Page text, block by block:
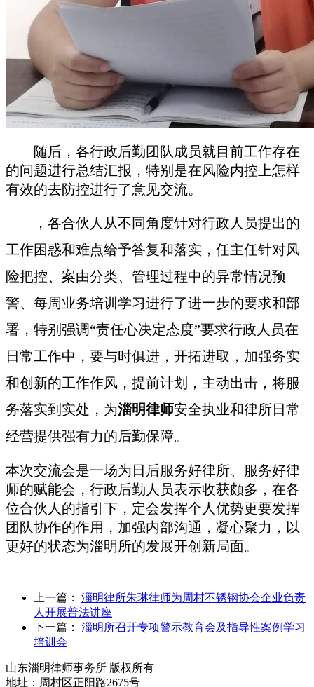
随后，各行政后勤团队成员就目前工作存在
的问题进行总结汇报，特别是在风险内控上怎样
有效的去防控进行了意见交流。
，各合伙人从不同角度针对行政人员提出的
工作困惑和难点给予答复和落实，任主任针对风
险把控、案由分类、管理过程中的异常情况预
警、每周业务培训学习进行了进一步的要求和部
署，特别强调“责任心决定态度”要求行政人员在
日常工作中，要与时俱进，开拓进取，加强务实
和创新的工作作风，提前计划，主动出击，将服
务落实到实处，为淄明律师安全执业和律所日常
经营提供强有力的后勤保障。
本次交流会是一场为日后服务好律所、服务好律
师的赋能会，行政后勤人员表示收获颇多，在各
位合伙人的指引下，定会发挥个人优势更要发挥
团队协作的作用，加强内部沟通，凝心聚力，以
更好的状态为淄明所的发展开创新局面。
上一篇：
淄明律所朱琳律师为周村不锈钢协会企业负责
人开展普法讲座
下一篇：
淄明所召开专项警示教育会及指导性案例学习
培训会
山东淄明律师事务所 版权所有
地址：周村区正阳路2675号